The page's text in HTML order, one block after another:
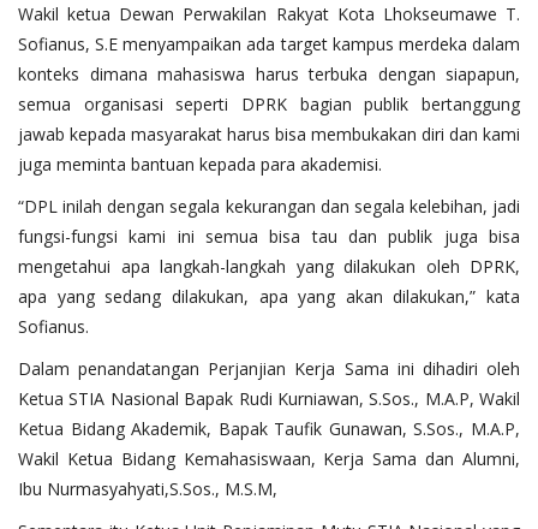
Wakil ketua Dewan Perwakilan Rakyat Kota Lhokseumawe T.
Sofianus, S.E menyampaikan ada target kampus merdeka dalam
konteks dimana mahasiswa harus terbuka dengan siapapun,
semua organisasi seperti DPRK bagian publik bertanggung
jawab kepada masyarakat harus bisa membukakan diri dan kami
juga meminta bantuan kepada para akademisi.
“DPL inilah dengan segala kekurangan dan segala kelebihan, jadi
fungsi-fungsi kami ini semua bisa tau dan publik juga bisa
mengetahui apa langkah-langkah yang dilakukan oleh DPRK,
apa yang sedang dilakukan, apa yang akan dilakukan,” kata
Sofianus.
Dalam penandatangan Perjanjian Kerja Sama ini dihadiri oleh
Ketua STIA Nasional Bapak Rudi Kurniawan, S.Sos., M.A.P, Wakil
Ketua Bidang Akademik, Bapak Taufik Gunawan, S.Sos., M.A.P,
Wakil Ketua Bidang Kemahasiswaan, Kerja Sama dan Alumni,
Ibu Nurmasyahyati,S.Sos., M.S.M,